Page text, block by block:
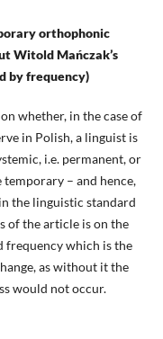
orthophonic
Witold Mańczak’s
by frequency)
whether, in the case of
in Polish, a linguist is
i.e. permanent, or
temporary – and hence,
the linguistic standard
of the article is on the
frequency which is the
as without it the
would not occur.